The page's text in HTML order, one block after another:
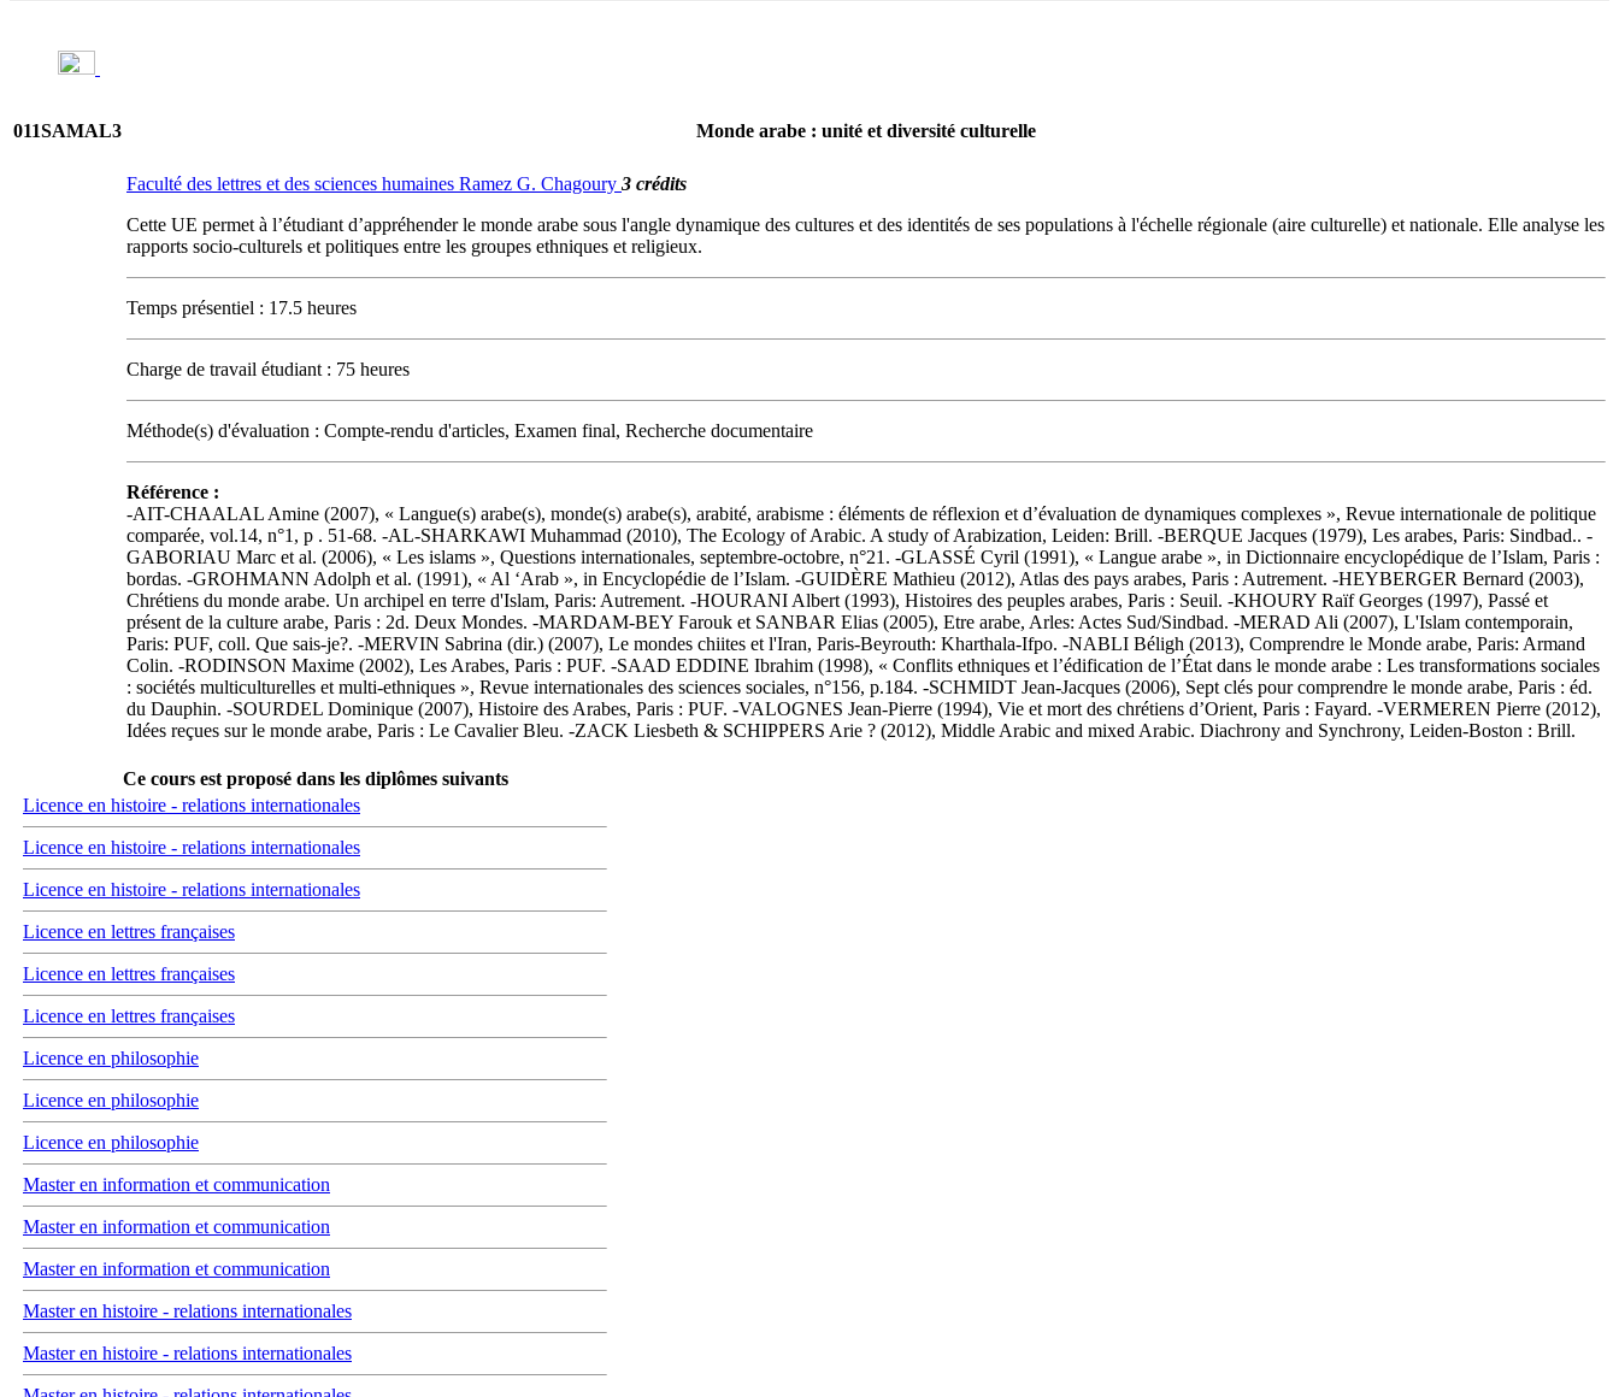
011SAMAL3 Monde arabe : unité et diversité culturelle
Faculté des lettres et des sciences humaines Ramez G. Chagoury 3 crédits
Cette UE permet à l’étudiant d’appréhender le monde arabe sous l'angle dynamique des cultures et des identités de ses populations à l'échelle régionale (aire culturelle) et nationale. Elle analyse les
rapports socio-culturels et politiques entre les groupes ethniques et religieux.
Temps présentiel : 17.5 heures
Charge de travail étudiant : 75 heures
Méthode(s) d'évaluation : Compte-rendu d'articles, Examen final, Recherche documentaire
Référence :
-AIT-CHAALAL Amine (2007), « Langue(s) arabe(s), monde(s) arabe(s), arabité, arabisme : éléments de réflexion et d’évaluation de dynamiques complexes », Revue internationale de politique
comparée, vol.14, n°1, p . 51-68. -AL-SHARKAWI Muhammad (2010), The Ecology of Arabic. A study of Arabization, Leiden: Brill. -BERQUE Jacques (1979), Les arabes, Paris: Sindbad.. -
GABORIAU Marc et al. (2006), « Les islams », Questions internationales, septembre-octobre, n°21. -GLASSÉ Cyril (1991), « Langue arabe », in Dictionnaire encyclopédique de l’Islam, Paris :
bordas. -GROHMANN Adolph et al. (1991), « Al ‘Arab », in Encyclopédie de l’Islam. -GUIDÈRE Mathieu (2012), Atlas des pays arabes, Paris : Autrement. -HEYBERGER Bernard (2003),
Chrétiens du monde arabe. Un archipel en terre d'Islam, Paris: Autrement. -HOURANI Albert (1993), Histoires des peuples arabes, Paris : Seuil. -KHOURY Raïf Georges (1997), Passé et
présent de la culture arabe, Paris : 2d. Deux Mondes. -MARDAM-BEY Farouk et SANBAR Elias (2005), Etre arabe, Arles: Actes Sud/Sindbad. -MERAD Ali (2007), L'Islam contemporain,
Paris: PUF, coll. Que sais-je?. -MERVIN Sabrina (dir.) (2007), Le mondes chiites et l'Iran, Paris-Beyrouth: Kharthala-Ifpo. -NABLI Béligh (2013), Comprendre le Monde arabe, Paris: Armand
Colin. -RODINSON Maxime (2002), Les Arabes, Paris : PUF. -SAAD EDDINE Ibrahim (1998), « Conflits ethniques et l’édification de l’État dans le monde arabe : Les transformations sociales
: sociétés multiculturelles et multi-ethniques », Revue internationales des sciences sociales, n°156, p.184. -SCHMIDT Jean-Jacques (2006), Sept clés pour comprendre le monde arabe, Paris : éd.
du Dauphin. -SOURDEL Dominique (2007), Histoire des Arabes, Paris : PUF. -VALOGNES Jean-Pierre (1994), Vie et mort des chrétiens d’Orient, Paris : Fayard. -VERMEREN Pierre (2012),
Idées reçues sur le monde arabe, Paris : Le Cavalier Bleu. -ZACK Liesbeth & SCHIPPERS Arie ? (2012), Middle Arabic and mixed Arabic. Diachrony and Synchrony, Leiden-Boston : Brill.
Ce cours est proposé dans les diplômes suivants
Licence en histoire - relations internationales
Licence en histoire - relations internationales
Licence en histoire - relations internationales
Licence en lettres françaises
Licence en lettres françaises
Licence en lettres françaises
Licence en philosophie
Licence en philosophie
Licence en philosophie
Master en information et communication
Master en information et communication
Master en information et communication
Master en histoire - relations internationales
Master en histoire - relations internationales